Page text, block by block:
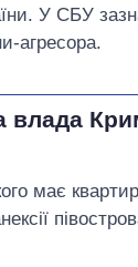
У СБУ
агресора.
влада
має